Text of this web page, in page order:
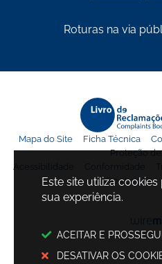
Roturas na via
Mapa do Site Ficha Técnica
Proteção
Acessibilidade
Conformidade
Avisos Legais
Este site utiliza
sua experiência.
ACEITAR E
DESATIVAR OS